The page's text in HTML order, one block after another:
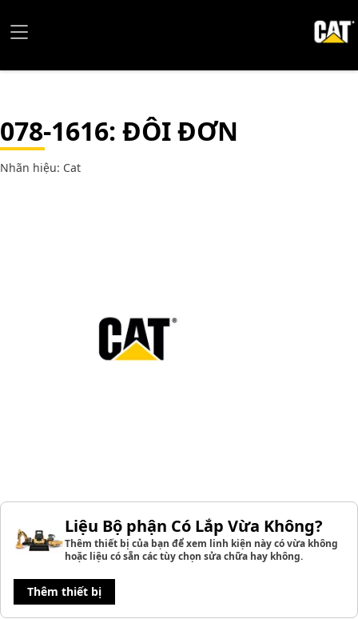
078-1616: ĐÔI ĐƠN
Nhãn hiệu: Cat
Liệu Bộ phận Có Lắp Vừa Không?
Thêm thiết bị của bạn để xem linh kiện này có vừa không
hoặc liệu có sẵn các tùy chọn sửa chữa hay không.
Thêm thiết bị